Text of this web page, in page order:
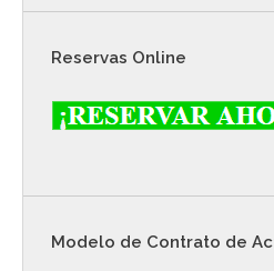
Reservas Online
Modelo de Contrato de